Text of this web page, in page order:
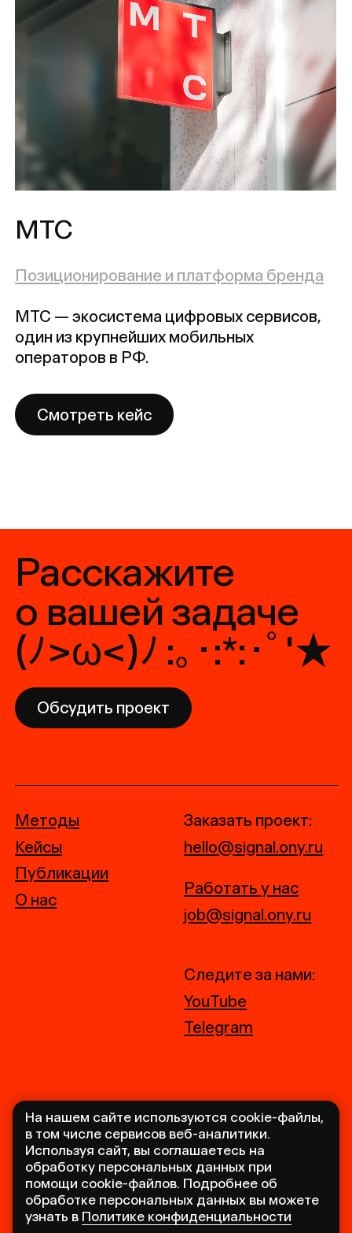
Расскажите
о вашей задаче
(ﾉ>ω<)ﾉ :｡･:*:･ﾟ'★
Обсудить проект
Кейсы
О нас
© 2026 Сигнал часть
+7 495 120 78 88
Берсеневская наб., дом 6с3, Москва
Работать у нас
hello@signal.ony.ru
job@signal.ony.ru
YouTube
Telegram
Политика конфиденциальности
На нашем сайте используются cookie-файлы,
в том числе сервисов веб-аналитики.
Используя сайт, вы соглашаетесь на
обработку персональных данных при
помощи cookie-файлов. Подробнее об
обработке персональных данных вы можете
узнать в Политике конфиденциальности